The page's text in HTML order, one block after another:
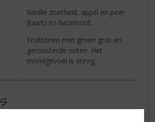
Vanille zoetheid, appel en peer
(taart) en hazelnoot.
Fruittonen met groen gras en
geroosterde noten. Het
mondgevoel is stevig.